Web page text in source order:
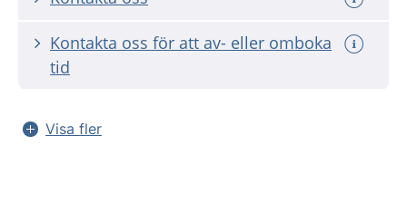
Kontakta oss för att av- eller omboka
tid
Visa fler